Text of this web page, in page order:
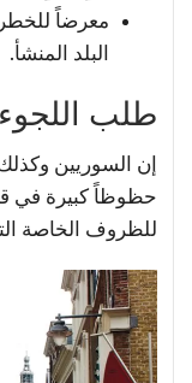
معرضاً
البلد المنشأ.
طلب
إن السوريين وكذلك
حظوظاً كبيرة في
للظروف الخاصة